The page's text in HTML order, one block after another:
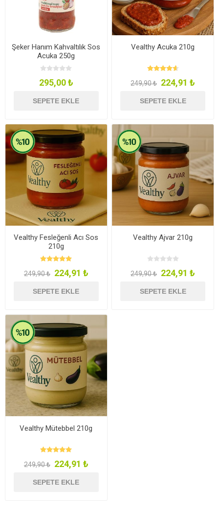
Şeker Hanım Kahvaltılık Sos
Acuka 250g
295,00 ₺
SEPETE EKLE
Vealthy Acuka 210g
249,90 ₺ 224,91 ₺
SEPETE EKLE
Vealthy Fesleğenli Acı Sos
210g
249,90 ₺ 224,91 ₺
SEPETE EKLE
Vealthy Ajvar 210g
249,90 ₺ 224,91 ₺
SEPETE EKLE
Vealthy Mütebbel 210g
249,90 ₺ 224,91 ₺
SEPETE EKLE